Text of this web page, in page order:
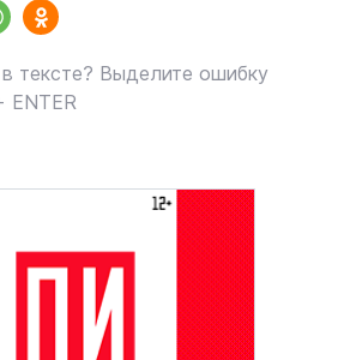
тексте? Выделите ошибку
ENTER